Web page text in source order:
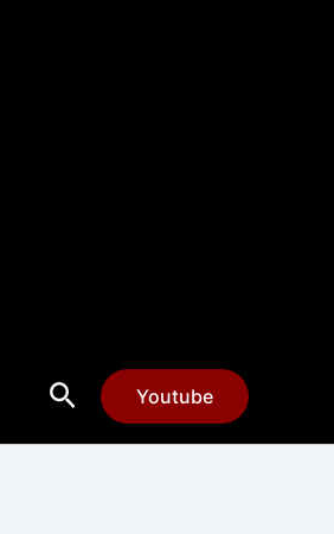
Cari Youtube